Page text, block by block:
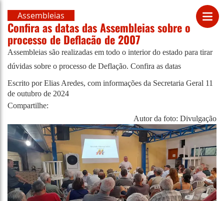
Assembleias
Confira as datas das Assembleias sobre o
processo de Deflacão de 2007
Assembleias são realizadas em todo o interior do estado para tirar
dúvidas sobre o processo de Deflação. Confira as datas
Escrito por Elias Aredes, com informações da Secretaria Geral 11
de outubro de 2024
Compartilhe:
Autor da foto: Divulgação